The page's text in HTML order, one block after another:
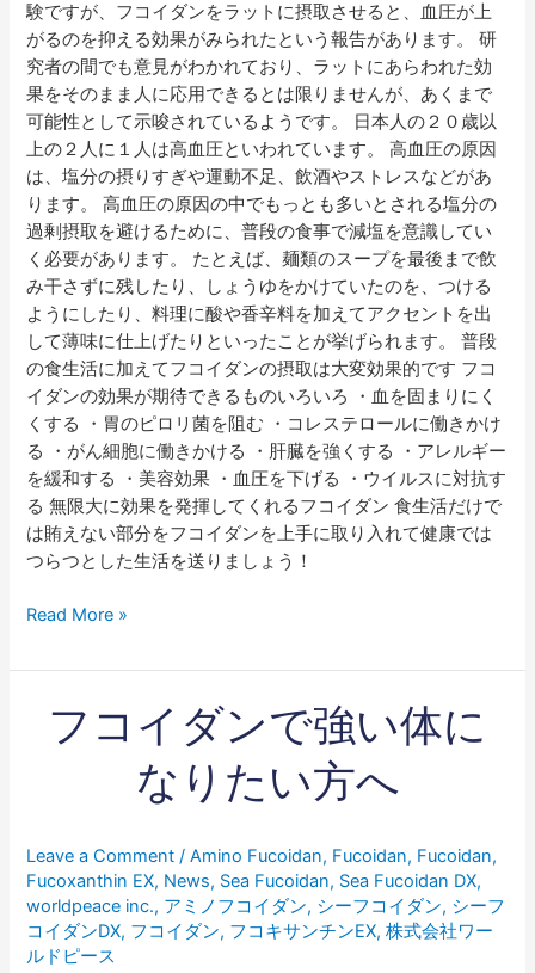
験ですが、フコイダンをラットに摂取させると、血圧が上
がるのを抑える効果がみられたという報告があります。 研
究者の間でも意見がわかれており、ラットにあらわれた効
果をそのまま人に応用できるとは限りませんが、あくまで
可能性として示唆されているようです。 日本人の２０歳以
上の２人に１人は高血圧といわれています。 高血圧の原因
は、塩分の摂りすぎや運動不足、飲酒やストレスなどがあ
ります。 高血圧の原因の中でもっとも多いとされる塩分の
過剰摂取を避けるために、普段の食事で減塩を意識してい
く必要があります。 たとえば、麺類のスープを最後まで飲
み干さずに残したり、しょうゆをかけていたのを、つける
ようにしたり、料理に酸や香辛料を加えてアクセントを出
して薄味に仕上げたりといったことが挙げられます。 普段
の食生活に加えてフコイダンの摂取は大変効果的です フコ
イダンの効果が期待できるものいろいろ ・血を固まりにく
くする ・胃のピロリ菌を阻む ・コレステロールに働きかけ
る ・がん細胞に働きかける ・肝臓を強くする ・アレルギー
を緩和する ・美容効果 ・血圧を下げる ・ウイルスに対抗す
る 無限大に効果を発揮してくれるフコイダン 食生活だけで
は賄えない部分をフコイダンを上手に取り入れて健康では
つらつとした生活を送りましょう！
Read More »
フコイダンで強い体に
なりたい方へ
Leave a Comment /Amino Fucoidan, Fucoidan, Fucoidan,
Fucoxanthin EX, News, Sea Fucoidan, Sea Fucoidan DX,
worldpeace inc., アミノフコイダン, シーフコイダン, シーフ
コイダンDX, フコイダン, フコキサンチンEX,株式会社ワー
ルドピース
で
強
い
体
に